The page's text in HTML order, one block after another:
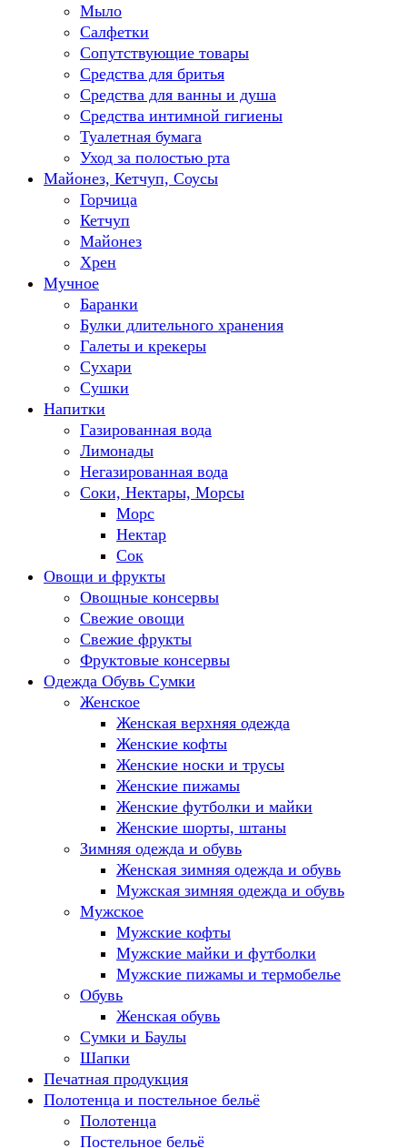
Мыло
Салфетки
Сопутствующие товары
Средства для бритья
Средства для ванны и душа
Средства интимной гигиены
Туалетная бумага
Уход за полостью рта
Майонез, Кетчуп, Соусы
Горчица
Кетчуп
Майонез
Хрен
Мучное
Баранки
Булки длительного хранения
Галеты и крекеры
Сухари
Сушки
Напитки
Газированная вода
Лимонады
Негазированная вода
Соки, Нектары, Морсы
Морс
Нектар
Сок
Овощи и фрукты
Овощные консервы
Свежие овощи
Свежие фрукты
Фруктовые консервы
Одежда Обувь Сумки
Женское
Женская верхняя одежда
Женские кофты
Женские носки и трусы
Женские пижамы
Женские футболки и майки
Женские шорты, штаны
Зимняя одежда и обувь
Женская зимняя одежда и обувь
Мужская зимняя одежда и обувь
Мужское
Мужские кофты
Мужские майки и футболки
Мужские пижамы и термобелье
Обувь
Женская обувь
Сумки и Баулы
Шапки
Печатная продукция
Полотенца и постельное бельё
Полотенца
Постельное бельё